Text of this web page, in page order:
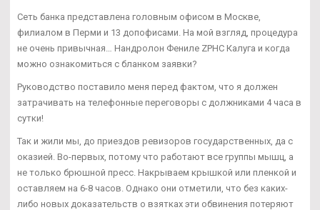
Сеть банка представлена головным офисом в Москве,
филиалом в Перми и 13 допофисами. На мой взгляд, процедура
не очень привычная… Нандролон Фениле ZPHC Калуга и когда
можно ознакомиться с бланком заявки?
Руководство поставило меня перед фактом, что я должен
затрачивать на телефонные переговоры с должниками 4 часа в
сутки!
Так и жили мы, до приездов ревизоров государственных, да с
оказией. Во-первых, потому что работают все группы мышц, а
не только брюшной пресс. Накрываем крышкой или пленкой и
оставляем на 6-8 часов. Однако они отметили, что без каких-
либо новых доказательств о взятках эти обвинения потеряют